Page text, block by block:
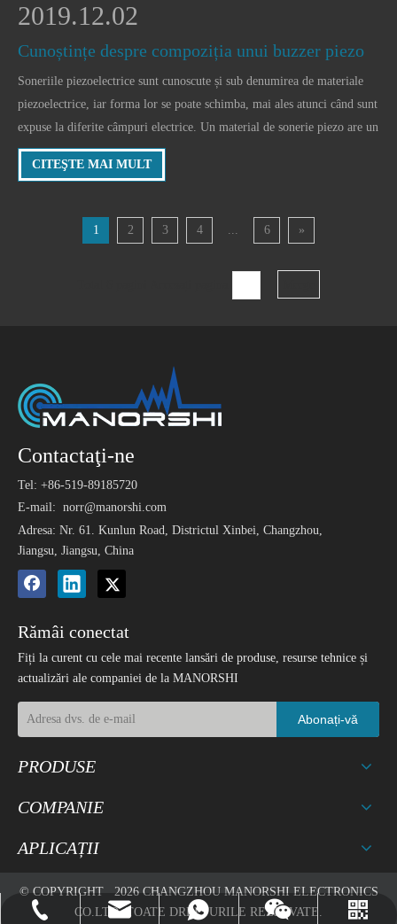
Cunoștințe despre compoziția unui buzzer piezo
Soneriile piezoelectrice sunt cunoscute și sub denumirea de materiale
piezoelectrice, iar forma lor se poate schimba, mai ales atunci când sunt
expuse la diferite câmpuri electrice. Un material de sonerie piezo are un
atom. Atomul are de obicei un nucleu central format din mai multe
sarcini neutre, cum ar fi sarcinile pozitive. Aceste taxe sunt calle
2019.12.02
CITEŞTE MAI MULT
1 2 3 4 ... 6 »
Contactaţi-ne
Tel: +86-519-89185720
E-mail: norr@manorshi.com
Adresa: Nr. 61. Kunlun Road, Districtul Xinbei, Changzhou,
Jiangsu, Jiangsu, China
Rămâi conectat
Fiți la curent cu cele mai recente lansări de produse, resurse tehnice și
actualizări ale companiei de la MANORSHI
Abonați-vă
PRODUSE
COMPANIE
APLICAȚII
© COPYRIGHT 2026CHANGZHOU MANORSHI ELECTRONICS
CO.LTD. TOATE DREPTURILE REZERVATE.
+86-519-89185720
norr@manorshi.com
8618018279936
Wechat
Whatsapp